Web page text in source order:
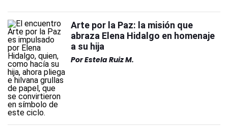
Arte por la Paz: la misión que
abraza Elena Hidalgo en homenaje
a su hija
PorEstela Ruiz M.